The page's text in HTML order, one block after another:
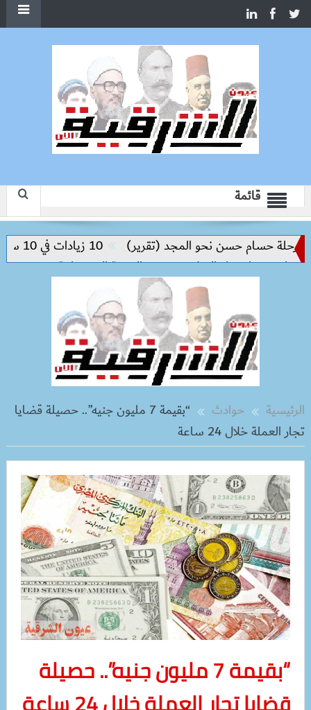
قائمة
حسام حسن نحو المجد (تقرير)
10 زيادات في 10 سنوات.. هل حان الوقت لرفع دعم البنزين نهائيا؟
مفتاح بناء السلام وتحقيق التنمية المستدامة
الرئيسية حوادث
“بقيمة 7 مليون جنيه”.. حصيلة قضايا
تجار العملة خلال 24 ساعة
“بقيمة 7 مليون جنيه”.. حصيلة